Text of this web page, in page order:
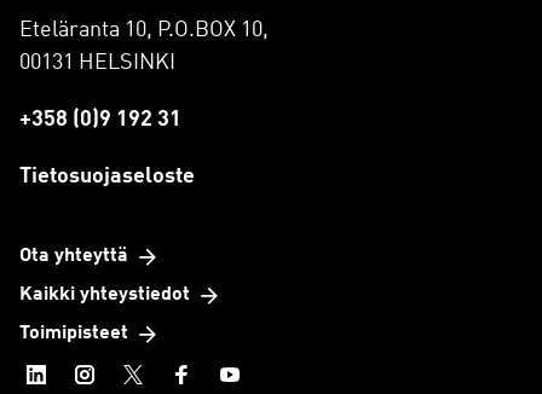
Eteläranta 10, P.O.BOX 10,
00131 HELSINKI
+358 (0)9 192 31
Tietosuojaseloste
Ota yhteyttä
Kaikki yhteystiedot
Toimipisteet